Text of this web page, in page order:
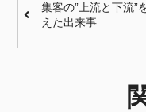
集客の”上流と下流”
えた出来事